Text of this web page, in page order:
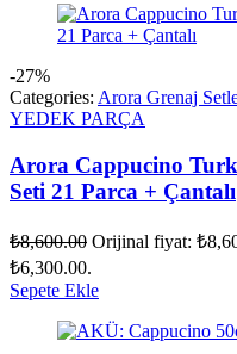
-27%
Categories: Arora Grenaj
YEDEK PARÇA
Arora Cappucino
Seti 21 Parca + Çantalı
₺8,600.00 Orijinal fiyat:
₺6,300.00.
Sepete Ekle